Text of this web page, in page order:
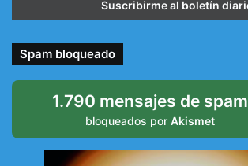
Spam bloqueado
1.790 mensajes de spam
bloqueados por Akismet